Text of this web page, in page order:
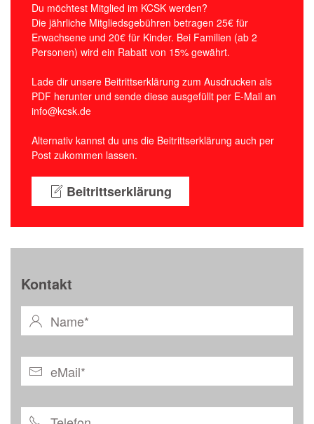
Du möchtest Mitglied im KCSK werden?
Die jährliche Mitgliedsgebühren betragen 25€ für
Erwachsene und 20€ für Kinder. Bei Familien (ab 2
Personen) wird ein Rabatt von 15% gewährt.
Lade dir unsere Beitrittserklärung zum Ausdrucken als
PDF herunter und sende diese ausgefüllt per E-Mail an
info@kcsk.de
Alternativ kannst du uns die Beitrittserklärung auch per
Post zukommen lassen.
Beitrittserklärung
Kontakt